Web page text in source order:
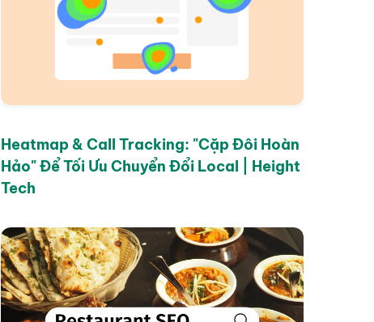
Heatmap & Call Tracking: "Cặp Đôi Hoàn
Hảo" Để Tối Ưu Chuyển Đổi Local | Height
Tech